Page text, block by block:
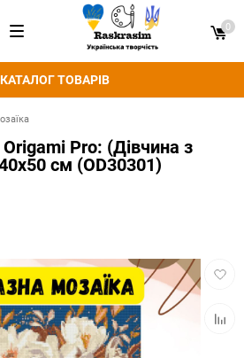
КАТАЛОГ ТОВАРІВ
0
Pro: (Дівчина з
см (OD30301)